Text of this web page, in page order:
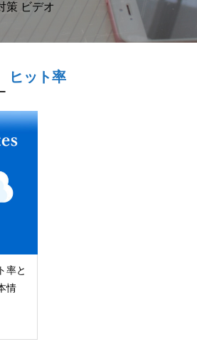
策 ビデオ
ヒット率
率と
情